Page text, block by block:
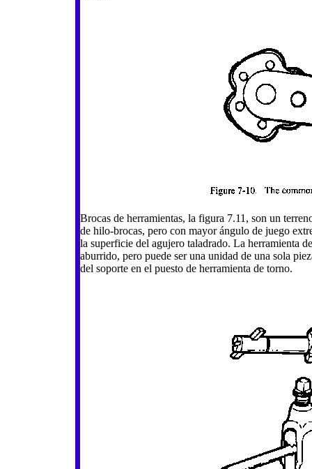
Brocas de herramientas, la figura 7.11, son un
de hilo-brocas, pero con mayor ángulo de juego
la superficie del agujero taladrado. La herramienta
aburrido, pero puede ser una unidad de una sola
del soporte en el puesto de herramienta de torno.